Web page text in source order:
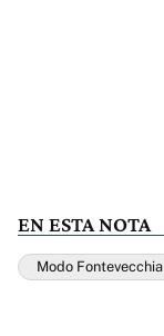
EN ESTA NOTA
Modo Fontevecchia